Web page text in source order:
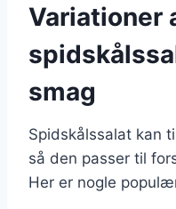
Variationer
smag
Spidskålssalat kan
så den passer til
Her er nogle